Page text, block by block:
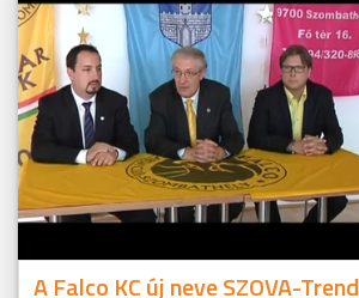
A Falco KC új neve SZOVA-Trend